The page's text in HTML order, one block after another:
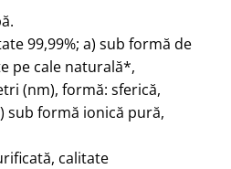
99,99%; a) sub formă de
pe cale naturală*,
(nm), formă: sferică,
sub formă ionică pură,
calitate